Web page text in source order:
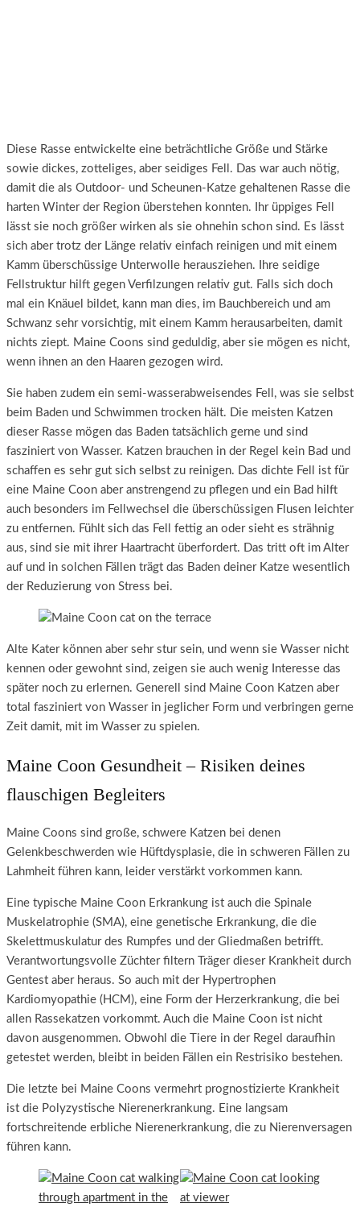
Diese Rasse entwickelte eine beträchtliche Größe und Stärke
sowie dickes, zotteliges, aber seidiges Fell. Das war auch nötig,
damit die als Outdoor- und Scheunen-Katze gehaltenen Rasse die
harten Winter der Region überstehen konnten. Ihr üppiges Fell
lässt sie noch größer wirken als sie ohnehin schon sind. Es lässt
sich aber trotz der Länge relativ einfach reinigen und mit einem
Kamm überschüssige Unterwolle herausziehen. Ihre seidige
Fellstruktur hilft gegen Verfilzungen relativ gut. Falls sich doch
mal ein Knäuel bildet, kann man dies, im Bauchbereich und am
Schwanz sehr vorsichtig, mit einem Kamm herausarbeiten, damit
nichts ziept. Maine Coons sind geduldig, aber sie mögen es nicht,
wenn ihnen an den Haaren gezogen wird.
Sie haben zudem ein semi-wasserabweisendes Fell, was sie selbst
beim Baden und Schwimmen trocken hält. Die meisten Katzen
dieser Rasse mögen das Baden tatsächlich gerne und sind
fasziniert von Wasser. Katzen brauchen in der Regel kein Bad und
schaffen es sehr gut sich selbst zu reinigen. Das dichte Fell ist für
eine Maine Coon aber anstrengend zu pflegen und ein Bad hilft
auch besonders im Fellwechsel die überschüssigen Flusen leichter
zu entfernen. Fühlt sich das Fell fettig an oder sieht es strähnig
aus, sind sie mit ihrer Haartracht überfordert. Das tritt oft im Alter
auf und in solchen Fällen trägt das Baden deiner Katze wesentlich
der Reduzierung von Stress bei.
Alte Kater können aber sehr stur sein, und wenn sie Wasser nicht
kennen oder gewohnt sind, zeigen sie auch wenig Interesse das
später noch zu erlernen. Generell sind Maine Coon Katzen aber
total fasziniert von Wasser in jeglicher Form und verbringen gerne
Zeit damit, mit im Wasser zu spielen.
Maine Coon Gesundheit – Risiken deines
flauschigen Begleiters
Maine Coons sind große, schwere Katzen bei denen
Gelenkbeschwerden wie Hüftdysplasie, die in schweren Fällen zu
Lahmheit führen kann, leider verstärkt vorkommen kann.
Eine typische Maine Coon Erkrankung ist auch die Spinale
Muskelatrophie (SMA), eine genetische Erkrankung, die die
Skelettmuskulatur des Rumpfes und der Gliedmaßen betrifft.
Verantwortungsvolle Züchter filtern Träger dieser Krankheit durch
Gentest aber heraus. So auch mit der Hypertrophen
Kardiomyopathie (HCM), eine Form der Herzerkrankung, die bei
allen Rassekatzen vorkommt. Auch die Maine Coon ist nicht
davon ausgenommen. Obwohl die Tiere in der Regel daraufhin
getestet werden, bleibt in beiden Fällen ein Restrisiko bestehen.
Die letzte bei Maine Coons vermehrt prognostizierte Krankheit
ist die Polyzystische Nierenerkrankung. Eine langsam
fortschreitende erbliche Nierenerkrankung, die zu Nierenversagen
führen kann.